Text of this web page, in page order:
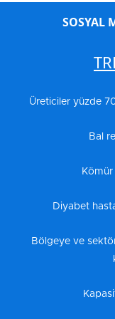
SOSYAL
Üreticiler yüzde
Bal
Kömür
Diyabet
Bölgeye ve